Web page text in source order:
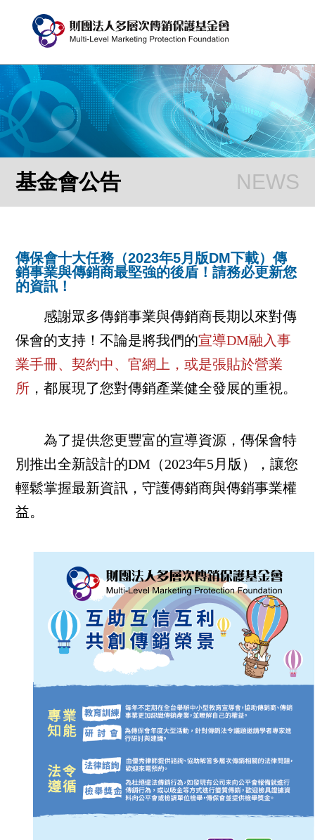
基金會公告
傳保會十大任務（2023年5月版DM下載）傳
銷事業與傳銷商最堅強的後盾！請務必更新您
的資訊！
感謝眾多傳銷事業與傳銷商長期以來對傳
保會的支持！不論是將我們的宣導DM融入事
業手冊、契約中、官網上，或是張貼於營業
所 ，都展現了您對傳銷產業健全發展的重視。
為了提供您更豐富的宣導資源，傳保會特
別推出全新設計的DM（2023年5月版），讓您
輕鬆掌握最新資訊，守護傳銷商與傳銷事業權
益。